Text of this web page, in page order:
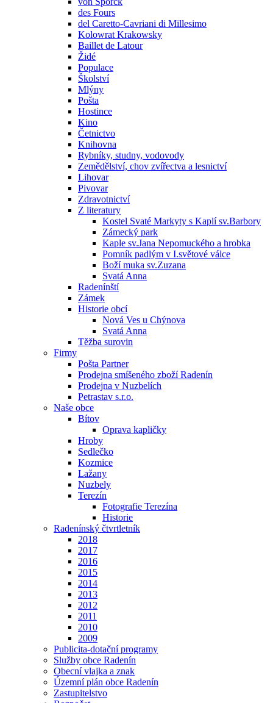
des Fours
del Caretto-Cavriani di Millesimo
Kolowrat Krakowsky
Baillet de Latour
Židé
Populace
Školství
Mlýny
Pošta
Hostince
Kino
Četnictvo
Knihovna
Rybníky, studny, vodovody
Zemědělství, chov zvířectva a lesnictví
Lihovar
Pivovar
Zdravotnictví
Z literatury
Kostel Svaté Markyty s Kaplí sv.Barbory
Zámecký park
Kaple sv.Jana Nepomuckého a hrobka
Pomník padlým v I.světové válce
Boží muka sv.Zuzana
Svatá Anna
Radenínští
Zámek
Historie obcí
Nová Ves u Chýnova
Svatá Anna
Těžba surovin
Firmy
Pošta Partner
Prodejna smíšeného zboží Radenín
Prodejna v Nuzbelích
Petrastav s.r.o.
Naše obce
Bítov
Oprava kapličky
Hroby
Sedlečko
Kozmice
Lažany
Nuzbely
Terezín
Fotografie Terezína
Historie
Radenínský čtvrtletník
2018
2017
2016
2015
2014
2013
2012
2011
2010
2009
Publicita-dotační programy
Služby obce Radenín
Obecní vlajka a znak
Územní plán obce Radenín
Zastupitelstvo